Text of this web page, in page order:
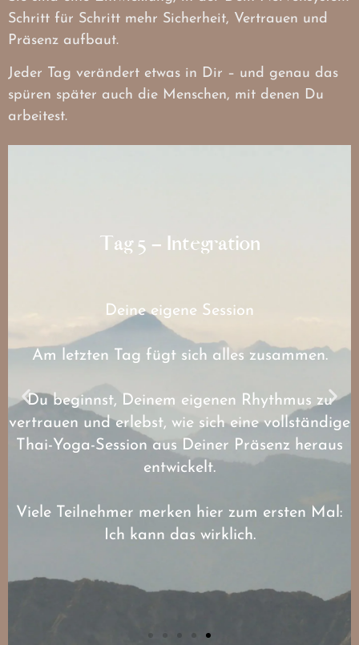
Schritt für Schritt mehr Sicherheit, Vertrauen und
Präsenz aufbaut.
Jeder Tag verändert etwas in Dir – und genau das
spüren später auch die Menschen, mit denen Du
arbeitest.
Tag 5 – Integration
Deine eigene Session
Am letzten Tag fügt sich alles zusammen.
Du beginnst, Deinem eigenen Rhythmus zu
vertrauen und erlebst, wie sich eine vollständige
Thai-Yoga-Session aus Deiner Präsenz heraus
entwickelt.
Viele Teilnehmer merken hier zum ersten Mal:
Ich kann das wirklich.